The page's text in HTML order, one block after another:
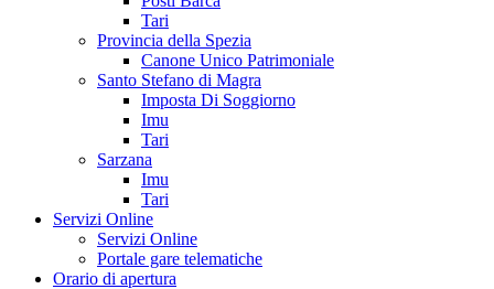
Tari
Provincia della Spezia
Canone Unico Patrimoniale
Santo Stefano di Magra
Imposta Di Soggiorno
Imu
Tari
Sarzana
Imu
Tari
Servizi Online
Servizi Online
Portale gare telematiche
Orario di apertura